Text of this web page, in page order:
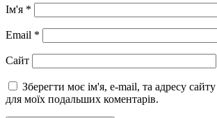
Ім'я *
Email *
Сайт
Зберегти моє ім'я, e-mail, та адресу
для моїх подальших коментарів.